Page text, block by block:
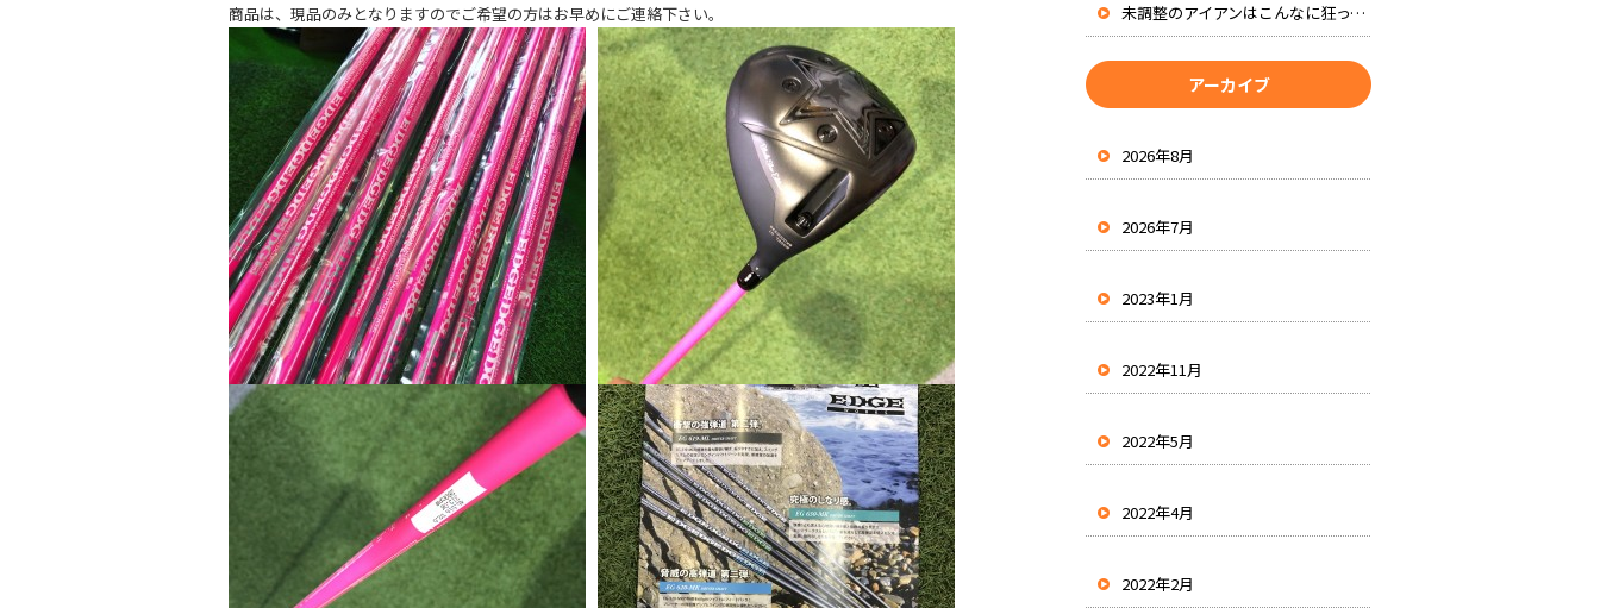
商品は、現品のみとなりますのでご希望の方はお早めにご連絡下さい。
未調整のアイアンはこんなに狂ってる
アーカイブ
2026年8月
2026年7月
2023年1月
2022年11月
2022年5月
2022年4月
2022年2月